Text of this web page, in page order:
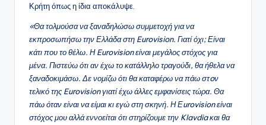
Κρήτη όπως η ίδια αποκάλυψε.
«Θα τολμούσα να ξαναδηλώσω συμμετοχή για να
εκπροσωπήσω την Ελλάδα στη Eurovision. Γιατί όχι; Είναι
κάτι που το θέλω. Η Eurovision είναι μεγάλος στόχος για
μένα. Πιστεύω ότι αν έχω το κατάλληλο τραγούδι, θα ήθελα να
ξαναδοκιμάσω. Δε νομίζω ότι θα καταφέρω να πάω στoν
τελικό της Eurovision γιατί έχω άλλες εμφανίσεις τώρα. Θα
πάω όταν είναι να είμαι κι εγώ στη σκηνή. Η Εurovision είναι
στόχος μου αλλά εννοείται ότι στηρίζουμε την Klavdia και θα